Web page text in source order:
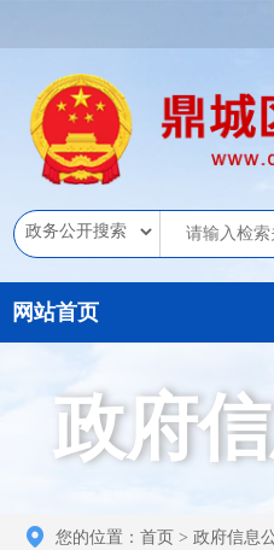
网站首页
政府
您的位置： 首页 > 政府信息